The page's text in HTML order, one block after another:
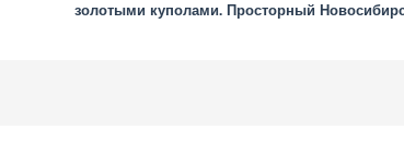
золотыми куполами. Просторный